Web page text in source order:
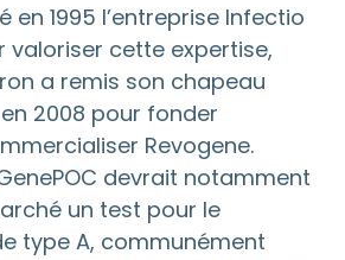
en 1995 l’entreprise Infectio
valoriser cette expertise,
a remis son chapeau
2008 pour fonder
Revogene.
devrait notamment
un test pour le
type A, communément